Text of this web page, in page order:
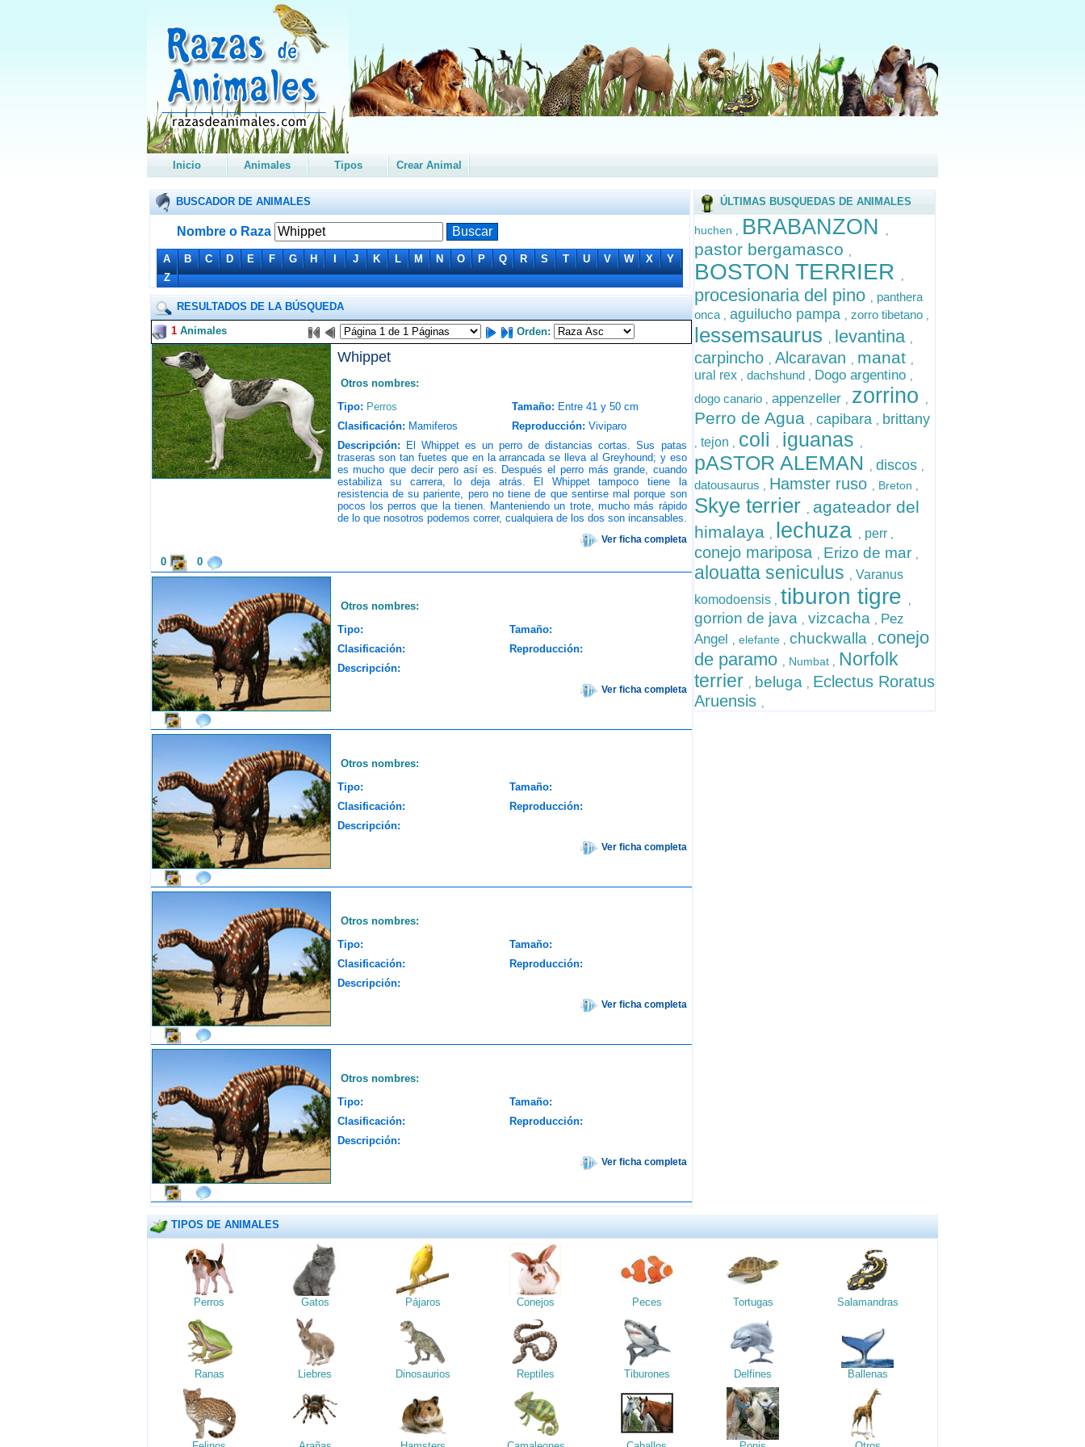
Inicio Animales Tipos Crear Animal
BUSCADOR DE ANIMALES
Nombre o Raza
A B C D E F G H I J K L M N O P Q R S T U V W X
Y
Z
ÚLTIMAS BUSQUEDAS DE ANIMALES
huchen , BRABANZON ,
pastor bergamasco ,
BOSTON TERRIER ,
procesionaria del pino , panthera
onca , aguilucho pampa , zorro tibetano ,
lessemsaurus , levantina ,
carpincho , Alcaravan , manat ,
ural rex , dachshund , Dogo argentino ,
dogo canario , appenzeller , zorrino ,
Perro de Agua , capibara , brittany
, tejon , coli , iguanas ,
pASTOR ALEMAN , discos ,
datousaurus , Hamster ruso , Breton ,
Skye terrier , agateador del
himalaya , lechuza , perr ,
conejo mariposa , Erizo de mar ,
alouatta seniculus , Varanus
komodoensis , tiburon tigre ,
gorrion de java , vizcacha , Pez
Angel , elefante , chuckwalla , conejo
de paramo , Numbat , Norfolk
terrier , beluga , Eclectus Roratus
Aruensis ,
RESULTADOS DE LA BÚSQUEDA
1Animales Orden:
Whippet
Otros nombres:
Tipo: Perros Tamaño: Entre 41 y 50 cm
Clasificación: Mamiferos Reproducción: Viviparo
Descripción: El Whippet es un perro de distancias cortas. Sus patas
traseras son tan fuetes que en la arrancada se lleva al Greyhound; y eso
es mucho que decir pero así es. Después el perro más grande, cuando
estabiliza su carrera, lo deja atrás. El Whippet tampoco tiene la
resistencia de su pariente, pero no tiene de que sentirse mal porque son
pocos los perros que la tienen. Manteniendo un trote, mucho más rápido
de lo que nosotros podemos correr, cualquiera de los dos son incansables.
Ver ficha completa
0 0
Otros nombres:
Tipo:
Tamaño:
Clasificación:
Reproducción:
Descripción:
Ver ficha completa
Otros nombres:
Tipo:
Tamaño:
Clasificación:
Reproducción:
Descripción:
Ver ficha completa
Otros nombres:
Tipo:
Tamaño:
Clasificación:
Reproducción:
Descripción:
Ver ficha completa
Otros nombres:
Tipo:
Tamaño:
Clasificación:
Reproducción:
Descripción:
Ver ficha completa
TIPOS DE ANIMALES
Perros Gatos Pájaros Conejos Peces Tortugas Salamandras
Ranas Liebres Dinosaurios Reptiles Tiburones Delfines Ballenas